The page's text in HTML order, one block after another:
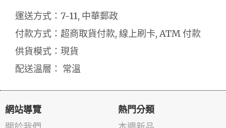
運送方式：7-11, 中華郵政
付款方式：超商取貨付款, 線上刷卡, ATM 付款
供貨模式：現貨
配送溫層： 常溫
網站導覽 熱門分類